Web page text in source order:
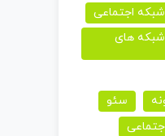
اجتماعی
شبکه های
سئو